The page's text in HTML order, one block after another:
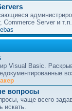
Commerce Server и т.п.
Visual Basic.
вопросы
чаще всего
искать.